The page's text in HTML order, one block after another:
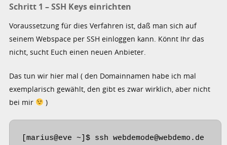
Schritt 1 – SSH Keys einrichten
Voraussetzung für dies Verfahren ist, daß man sich auf
seinem Webspace per SSH einloggen kann. Könnt Ihr das
nicht, sucht Euch einen neuen Anbieter.
Das tun wir hier mal ( den Domainnamen habe ich mal
exemplarisch gewählt, den gibt es zwar wirklich, aber nicht
bei mir
)
[marius@eve ~]$ ssh webdemode@webdemo.de